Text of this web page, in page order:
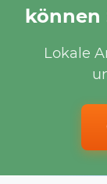
können
Lokale